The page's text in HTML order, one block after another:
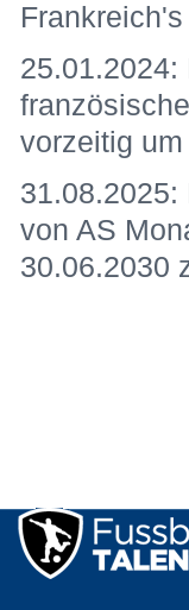
25.01.2024:
vorzeitig
von AS
30.06.2030